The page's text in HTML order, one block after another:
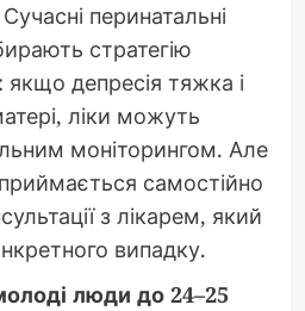
перинатальні
стратегію
депресія тяжка і
ліки можуть
моніторингом. Але
самостійно
з лікарем, який
випадку.
люди до 24–25